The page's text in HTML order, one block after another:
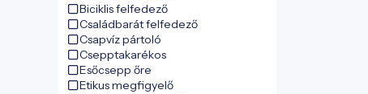
Biciklis felfedező
Családbarát felfedező
Csapvíz pártoló
Csepptakarékos
Esőcsepp őre
Etikus megfigyelő